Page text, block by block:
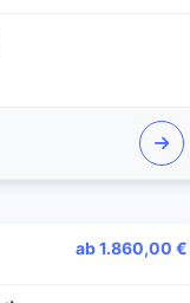
ab 1.860,00 €